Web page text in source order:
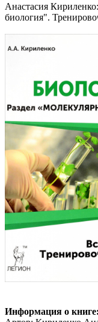
Анастасия
биология".
Информация о книге: